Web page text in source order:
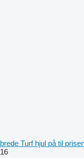
brede Turf hjul på til
16